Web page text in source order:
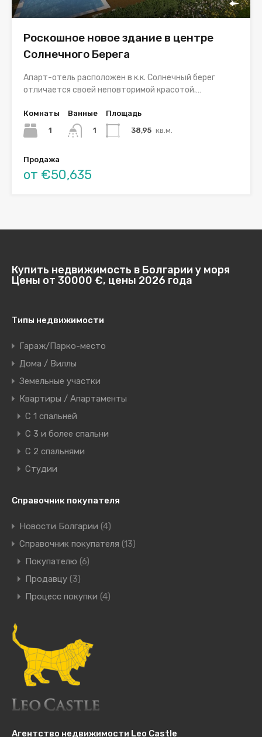
Роскошное новое здание в центре
Солнечного Берега
Апарт-отель расположен в к.к. Солнечный берег
отличается своей неповторимой красотой.…
Комнаты
1
Ванные
1
Площадь
38,95 кв.м.
Продажа
от €50,635
Купить недвижимость в Болгарии у моря
Цены от 30000 €, цены 2026 года
Типы недвижимости
Гараж/Парко-место
Дома / Виллы
Земельные участки
Квартиры / Апартаменты
C 1 спальней
C 3 и более спальни
С 2 спальнями
Студии
Справочник покупателя
Новости Болгарии (4)
Справочник покупателя (13)
Покупателю (6)
Продавцу (3)
Процесс покупки (4)
Агентство недвижимости Leo Castle